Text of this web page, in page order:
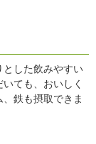
とした飲みやすい
ても、おいしく
鉄も摂取できま